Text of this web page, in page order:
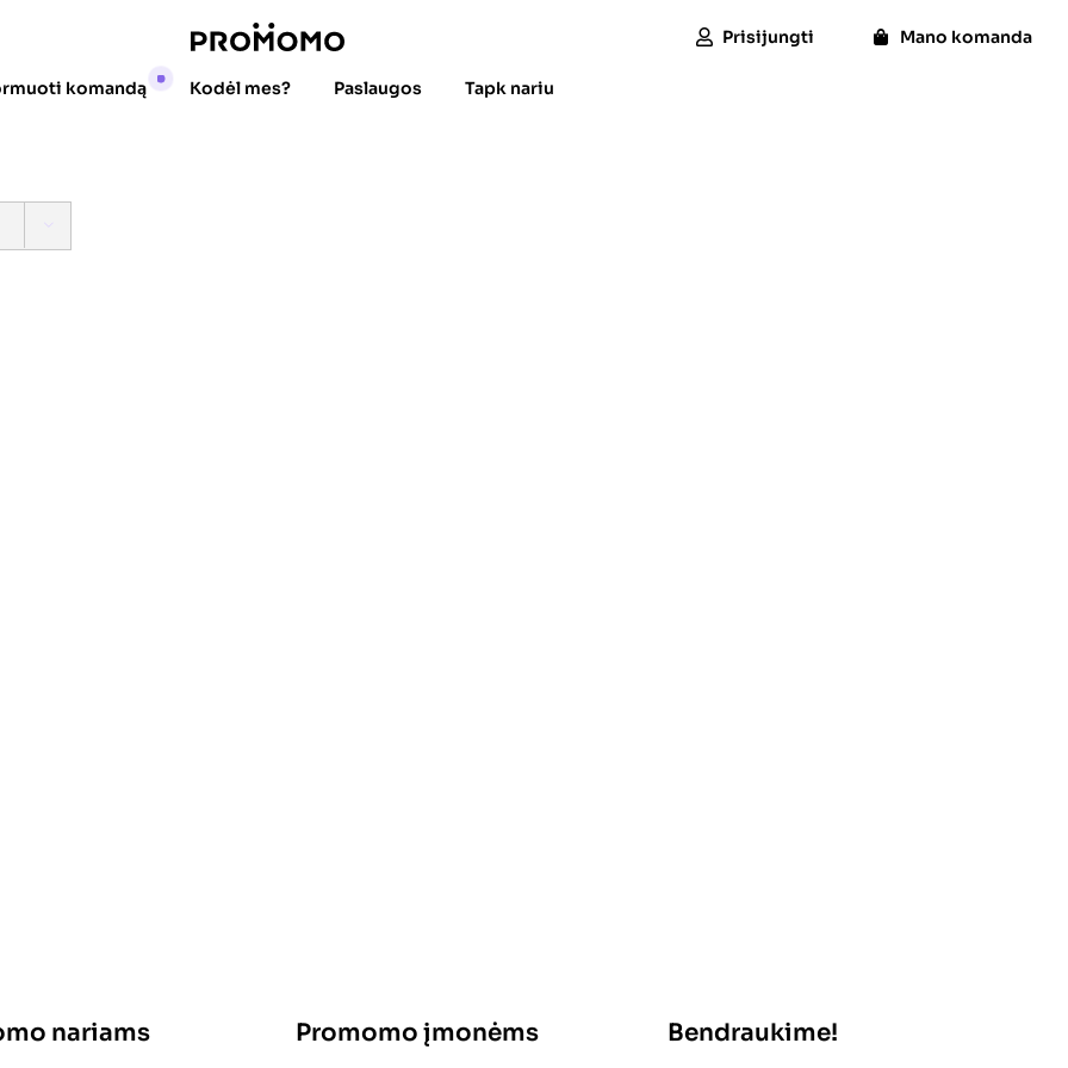
Prisijungti Mano komanda
komandą Kodėl mes? Paslaugos Tapk nariu
nariams Promomo įmonėms Bendraukime!